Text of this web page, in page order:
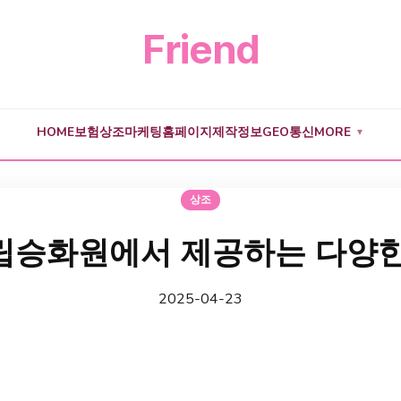
Friend
HOME보험상조마케팅홈페이지제작정보GEO통신MORE ▼
상조
승화원에서 제공하는 다양
2025-04-23